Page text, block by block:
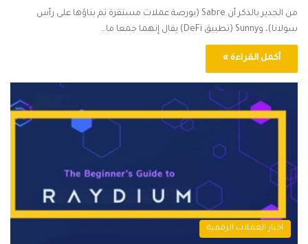
من الجدير بالذكر أن Sabre (بورصة عملات مستقرة تم بناؤها على رأس
سولانا)، وSunny (تطبيق DeFi) يقال إنهما جمعا ما…
أكمل القراءة »
اخبار العملات الرقمية